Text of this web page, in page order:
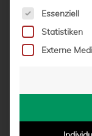
STIMMEN
GESICHT
vonMarcel
Es folgt eine
Essenziell
Statistiken
Externe